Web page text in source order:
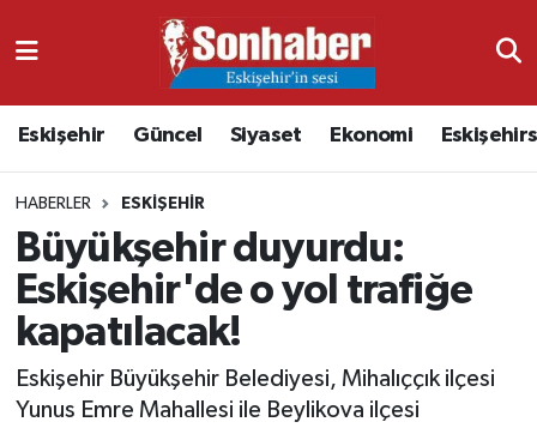
Eskişehir Güncel Siyaset Ekonomi
HABERLER ESKIŞEHIR
Büyükşehir duyurdu:
Eskişehir'de o yol trafiğe
kapatılacak!
Eskişehir Büyükşehir Belediyesi, Mihalıççık ilçesi
Yunus Emre Mahallesi ile Beylikova ilçesi
Ekonomi
Güncel
Kültür & Sanat
Magazin
Nöbetçi Eczaneler
Namaz Vakitleri
Trafik Durumu
Süper Lig Puan Durumu ve Fikstür
Tüm Manşetler